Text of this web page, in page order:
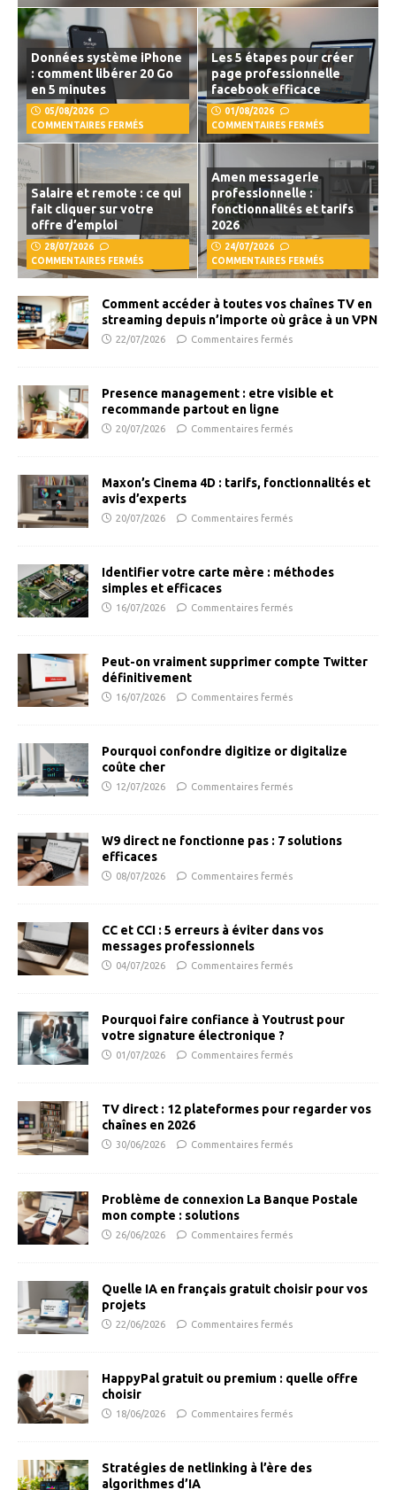
Données système iPhone
: comment libérer 20 Go
en 5 minutes
05/08/2026
COMMENTAIRES FERMÉS
Les 5 étapes pour créer
page professionnelle
facebook efficace
01/08/2026
COMMENTAIRES FERMÉS
Salaire et remote : ce qui
fait cliquer sur votre
offre d’emploi
28/07/2026
COMMENTAIRES FERMÉS
Amen messagerie
professionnelle :
fonctionnalités et tarifs
2026
24/07/2026
COMMENTAIRES FERMÉS
Comment accéder à toutes vos chaînes TV en
streaming depuis n’importe où grâce à un VPN
22/07/2026 Commentaires fermés
Presence management : etre visible et
recommande partout en ligne
20/07/2026 Commentaires fermés
Maxon’s Cinema 4D : tarifs, fonctionnalités et
avis d’experts
20/07/2026 Commentaires fermés
Identifier votre carte mère : méthodes
simples et efficaces
16/07/2026 Commentaires fermés
Peut-on vraiment supprimer compte Twitter
définitivement
16/07/2026 Commentaires fermés
Pourquoi confondre digitize or digitalize
coûte cher
12/07/2026 Commentaires fermés
W9 direct ne fonctionne pas : 7 solutions
efficaces
08/07/2026 Commentaires fermés
CC et CCI : 5 erreurs à éviter dans vos
messages professionnels
04/07/2026 Commentaires fermés
Pourquoi faire confiance à Youtrust pour
votre signature électronique ?
01/07/2026 Commentaires fermés
TV direct : 12 plateformes pour regarder vos
chaînes en 2026
30/06/2026 Commentaires fermés
Problème de connexion La Banque Postale
mon compte : solutions
26/06/2026 Commentaires fermés
Quelle IA en français gratuit choisir pour vos
projets
22/06/2026 Commentaires fermés
HappyPal gratuit ou premium : quelle offre
choisir
18/06/2026 Commentaires fermés
Stratégies de netlinking à l’ère des
algorithmes d’IA